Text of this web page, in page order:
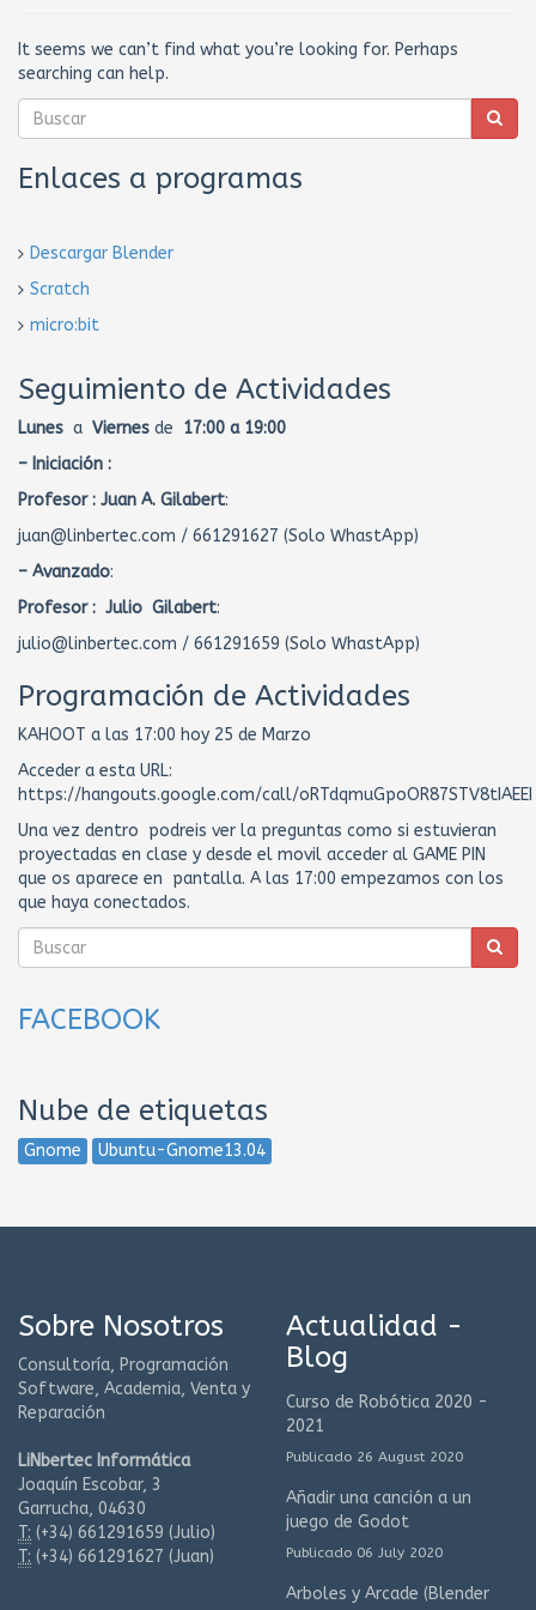
It seems we can’t find what you’re looking for. Perhaps
searching can help.
Enlaces a programas
Descargar Blender
Scratch
micro:bit
Seguimiento de Actividades
Lunes a Viernes de 17:00 a 19:00
– Iniciación :
Profesor : Juan A. Gilabert:
juan@linbertec.com / 661291627 (Solo WhastApp)
– Avanzado:
Profesor : Julio Gilabert:
julio@linbertec.com / 661291659 (Solo WhastApp)
Programación de Actividades
KAHOOT a las 17:00 hoy 25 de Marzo
Acceder a esta URL:
https://hangouts.google.com/call/oRTdqmuGpoOR87STV8tIAEEI
Una vez dentro podreis ver la preguntas como si estuvieran
proyectadas en clase y desde el movil acceder al GAME PIN
que os aparece en pantalla. A las 17:00 empezamos con los
que haya conectados.
FACEBOOK
Nube de etiquetas
Gnome Ubuntu-Gnome13.04
Sobre Nosotros
Consultoría, Programación
Software, Academia, Venta y
Reparación
LiNbertec Informática
Joaquín Escobar, 3
Garrucha, 04630
T: (+34) 661291659 (Julio)
T: (+34) 661291627 (Juan)
Actualidad -
Blog
Curso de Robótica 2020 -
2021
Publicado 26 August 2020
Añadir una canción a un
juego de Godot
Publicado 06 July 2020
Arboles y Arcade (Blender